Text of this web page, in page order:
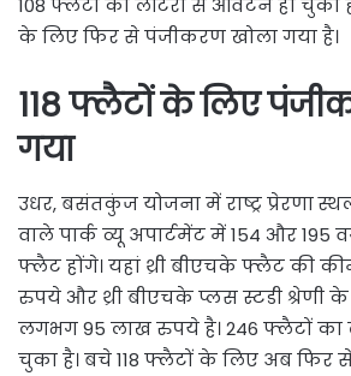
108 फ्लैटों का लॉटरी से आवंटन हो चुका
के लिए फिर से पंजीकरण खोला गया है।
118 फ्लैटों के लिए
गया
उधर, बसंतकुंज योजना में राष्ट्र प्रेरणा
वाले पार्क व्यू अपार्टमेंट में 154 और 195
फ्लैट होंगे। यहां थ्री बीएचके फ्लैट की
रुपये और थ्री बीएचके प्लस स्टडी श्रेणी
लगभग 95 लाख रुपये है। 246 फ्लैटों का
चुका है। बचे 118 फ्लैटों के लिए अब फिर